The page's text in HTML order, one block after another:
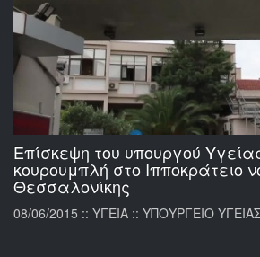
Επίσκεψη του υπουργού
κουρουμπλή στο Ιπποκράτειο
Θεσσαλονίκης
08/06/2015 :: ΥΓΕΙΑ :: ΥΠΟΥΡΓΕΙΟ ΥΓΕΙΑΣ